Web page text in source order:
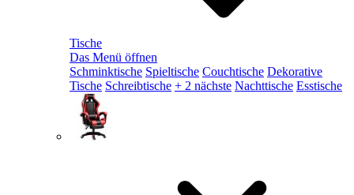
Tische
Das Menü öffnen
Schminktische Spieltische Couchtische Dekorative
Tische Schreibtische + 2 nächste Nachttische Esstische